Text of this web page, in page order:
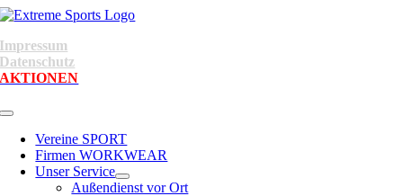
Skip
content
Impressum
Datenschutz
AKTIONEN
Toggle
NavigationVereine SPORT
Firmen WORKWEAR
Unser Service
Außendienst vor Ort